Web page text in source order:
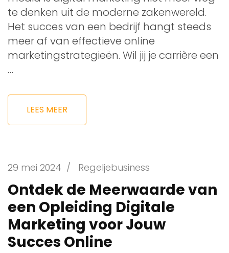
te denken uit de moderne zakenwereld.
Het succes van een bedrijf hangt steeds
meer af van effectieve online
marketingstrategieën. Wil jij je carrière een
…
LEES MEER
29 mei 2024 / Regeljebusiness
Ontdek de Meerwaarde van
een Opleiding Digitale
Marketing voor Jouw
Succes Online